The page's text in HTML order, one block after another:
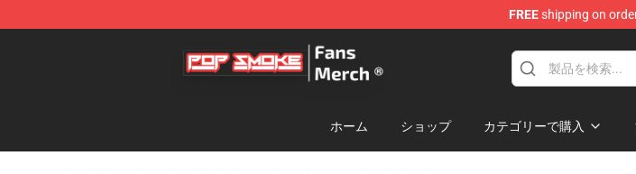
FREEshipping on
Pop Smoke Store - Official Pop Smoke Merchandise Shop
ホーム ショップ カテゴリーで購入